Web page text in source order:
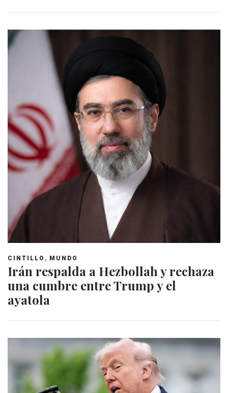
CINTILLO , MUNDO
Irán respalda a Hezbollah y rechaza
una cumbre entre Trump y el
ayatola